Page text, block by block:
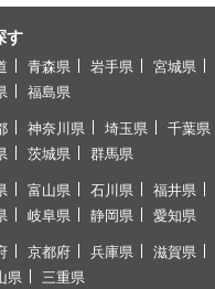
す
青森県 岩手県 宮城県
福島県
神奈川県 埼玉県
千葉県
茨城県 群馬県
富山県 石川県 福井県
岐阜県 静岡県 愛知県
京都府 兵庫県 滋賀県
県
三重県